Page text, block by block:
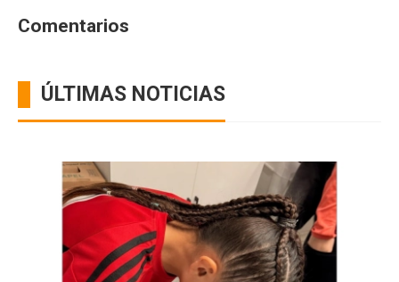
Comentarios
ÚLTIMAS NOTICIAS